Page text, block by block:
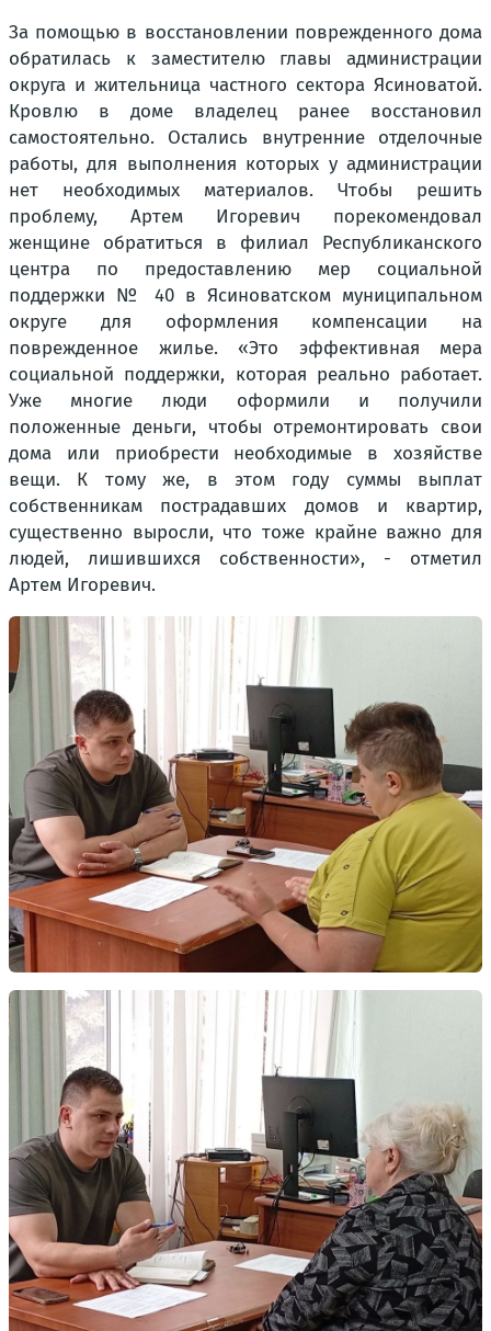
За помощью в восстановлении поврежденного дома
обратилась к заместителю главы администрации
округа и жительница частного сектора Ясиноватой.
Кровлю в доме владелец ранее восстановил
самостоятельно. Остались внутренние отделочные
работы, для выполнения которых у администрации
нет необходимых материалов. Чтобы решить
проблему, Артем Игоревич порекомендовал
женщине обратиться в филиал Республиканского
центра по предоставлению мер социальной
поддержки № 40 в Ясиноватском муниципальном
округе для оформления компенсации на
поврежденное жилье. «Это эффективная мера
социальной поддержки, которая реально работает.
Уже многие люди оформили и получили
положенные деньги, чтобы отремонтировать свои
дома или приобрести необходимые в хозяйстве
вещи. К тому же, в этом году суммы выплат
собственникам пострадавших домов и квартир,
существенно выросли, что тоже крайне важно для
людей, лишившихся собственности», - отметил
Артем Игоревич.